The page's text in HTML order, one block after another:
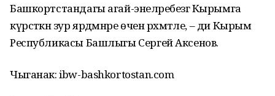
Башкортстандагы агай-энеләребезгә Кырымга
күрсәткән зур ярдәмнәре өчен рәхмәтле, – ди Кырым
Республикасы Башлыгы Сергей Аксенов.
Чыганак: ibw-bashkortostan.com